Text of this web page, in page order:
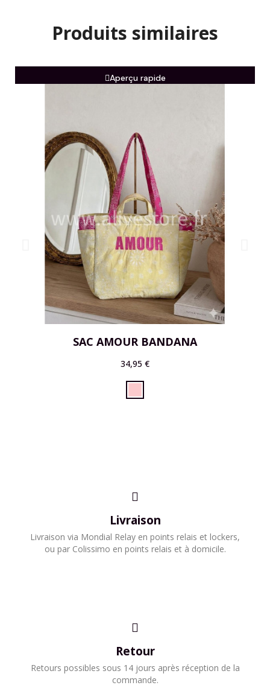
Produits similaires
Aperçu rapide
SAC AMOUR BANDANA
34,95 €
Livraison
​Livraison via Mondial Relay en points relais et lockers,
ou par Colissimo en points relais et à domicile.​
Retour
Retours possibles sous 14 jours après réception de la
commande.